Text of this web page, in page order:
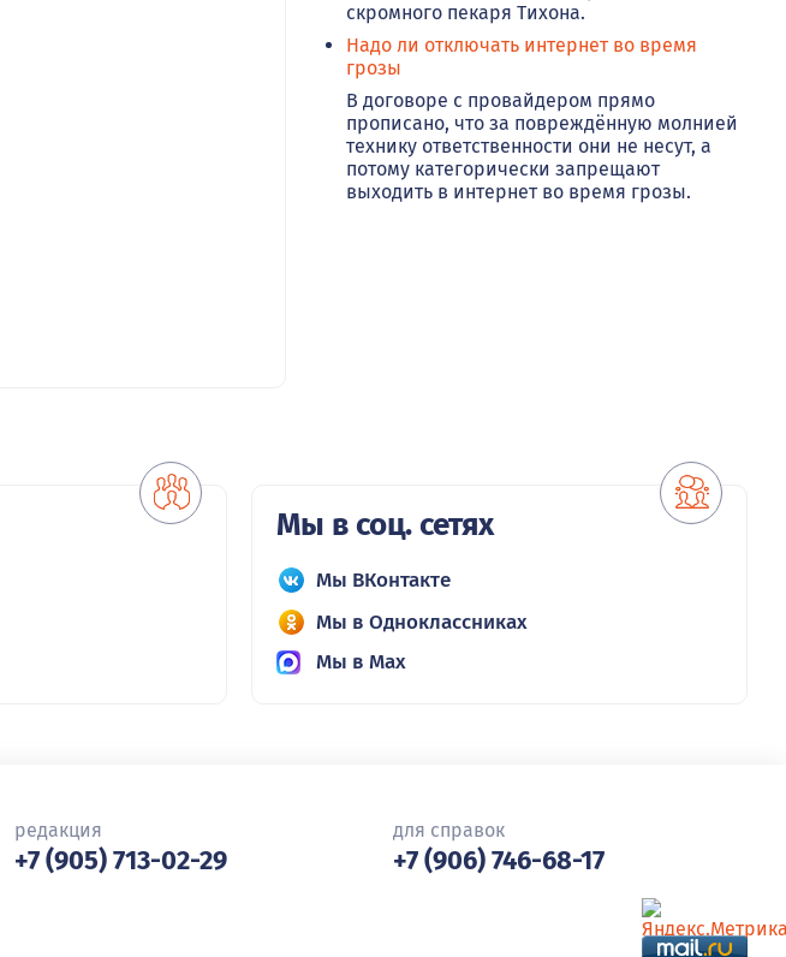
скромного пекаря Тихона.
Надо ли отключать интернет во время
грозы
В договоре с провайдером прямо
прописано, что за повреждённую молнией
технику ответственности они не несут, а
потому категорически запрещают
выходить в интернет во время грозы.
Мы в соц. сетях
Мы ВКонтакте
Мы в Одноклассниках
Мы в Max
редакция
+7 (905) 713-02-29
для справок
+7 (906) 746-68-17